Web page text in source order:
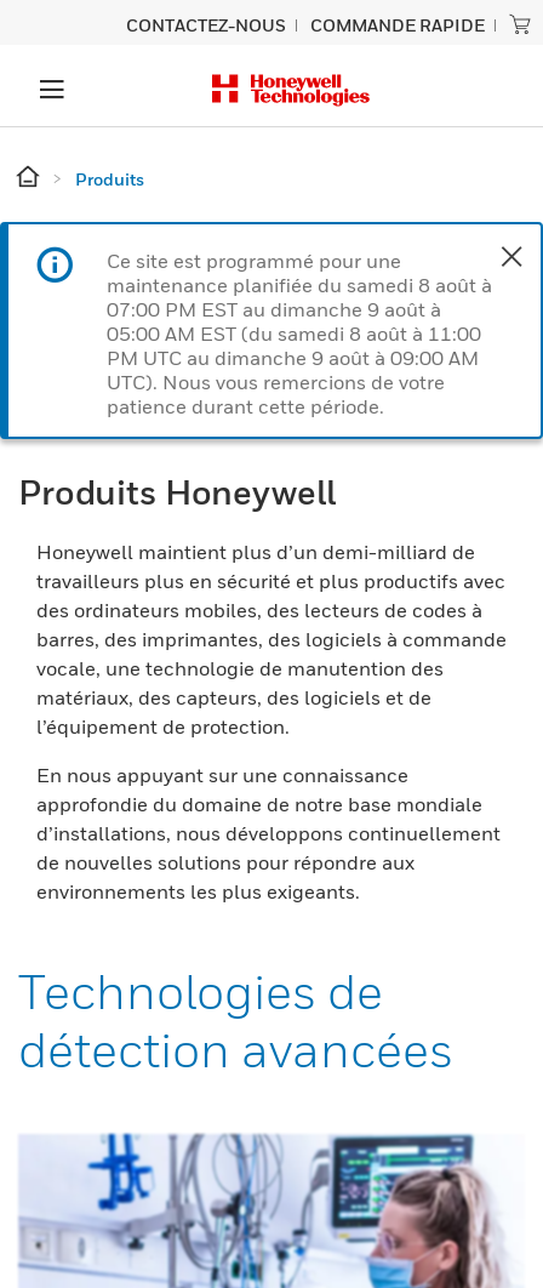
CONTACTEZ-NOUS COMMANDE RAPIDE
Produits
Ce site est programmé pour une
maintenance planifiée du samedi 8 août à
07:00 PM EST au dimanche 9 août à
05:00 AM EST (du samedi 8 août à 11:00
PM UTC au dimanche 9 août à 09:00 AM
UTC). Nous vous remercions de votre
patience durant cette période.
Produits Honeywell
Honeywell maintient plus d’un demi-milliard de
travailleurs plus en sécurité et plus productifs avec
des ordinateurs mobiles, des lecteurs de codes à
barres, des imprimantes, des logiciels à commande
vocale, une technologie de manutention des
matériaux, des capteurs, des logiciels et de
l’équipement de protection.
En nous appuyant sur une connaissance
approfondie du domaine de notre base mondiale
d’installations, nous développons continuellement
de nouvelles solutions pour répondre aux
environnements les plus exigeants.
Technologies de
détection avancées